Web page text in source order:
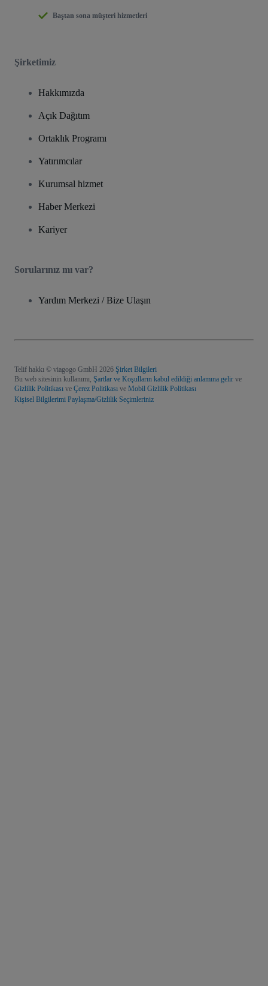
Baştan sona müşteri hizmetleri
Şirketimiz
Hakkımızda
Açık Dağıtım
Ortaklık Programı
Yatırımcılar
Kurumsal hizmet
Haber Merkezi
Kariyer
Sorularınız mı var?
Yardım Merkezi / Bize Ulaşın
Telif hakkı © viagogo GmbH 2026 Şirket Bilgileri
Bu web sitesinin kullanımı, Şartlar ve Koşulların kabul edildiği anlamına gelir ve
Gizlilik Politikası ve Çerez Politikası ve Mobil Gizlilik Politikası
Kişisel Bilgilerimi Paylaşma/Gizlilik Seçimleriniz